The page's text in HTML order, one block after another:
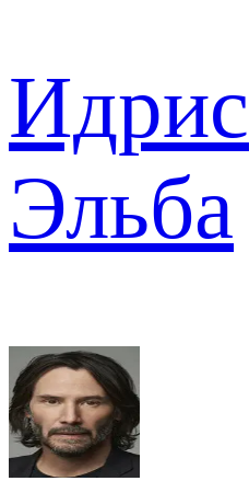
Идрис
Эльба